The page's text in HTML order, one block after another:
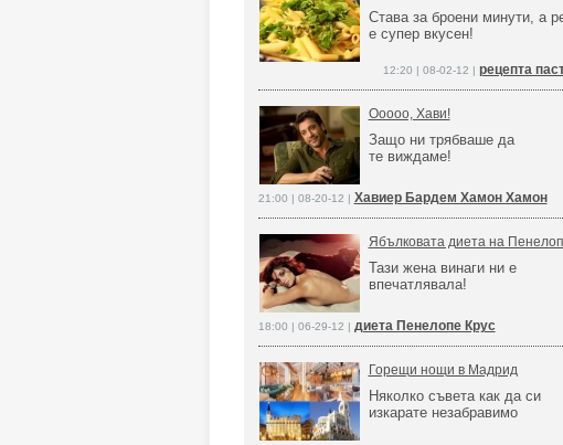
Става за броени минути, а
е супер вкусен!
12:20 | 08-02-12 | рецепта
Ооооо, Хави!
Защо ни трябваше да
те виждаме!
21:00 | 08-20-12 | Хавиер Бардем Хамон Хамон
Ябълковата диета на
Тази жена винаги ни е
впечатлявала!
18:00 | 06-29-12 | диета Пенелопе Крус
Горещи нощи в Мадрид
Няколко съвета как да си
изкарате незабравимо